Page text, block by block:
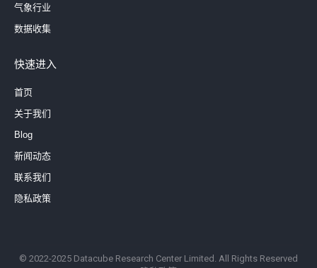
气象行业
数据收集
快速进入
首页
关于我们
Blog
新闻动态
联系我们
隐私政策
© 2022-2025 Datacube Research Center Limited. All Rights Reserved